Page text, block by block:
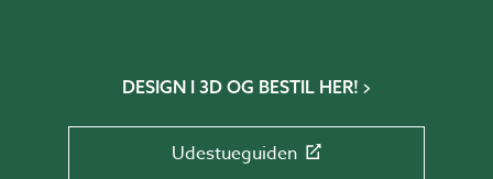
DESIGN I 3D OG BESTIL HER!
Udestueguiden